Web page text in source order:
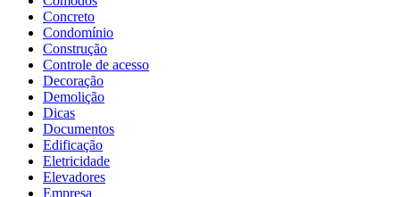
Concreto
Condomínio
Construção
Controle de acesso
Decoração
Demolição
Dicas
Documentos
Edificação
Eletricidade
Elevadores
Empresa